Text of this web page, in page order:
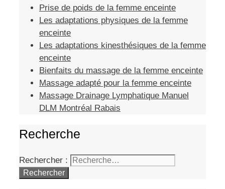
Prise de poids de la femme enceinte
Les adaptations physiques de la femme
enceinte
Les adaptations kinesthésiques de la femme
enceinte
Bienfaits du massage de la femme enceinte
Massage adapté pour la femme enceinte
Massage Drainage Lymphatique Manuel
DLM Montréal Rabais
Recherche
Rechercher :